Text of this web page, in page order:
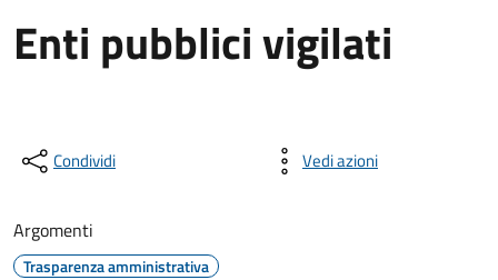
Enti pubblici vigilati
Condividi Vedi azioni
Argomenti
Trasparenza amministrativa